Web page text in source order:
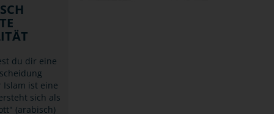
du dir eine
Islam ist eine
sich als
(arabisch)